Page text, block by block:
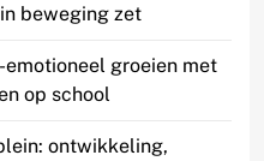
beweging zet
groeien met
op school
ontwikkeling,